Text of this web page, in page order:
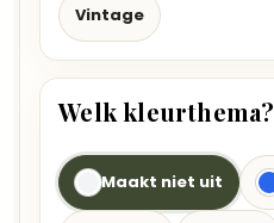
Vintage
Welk kleurthema?
Maakt niet uit